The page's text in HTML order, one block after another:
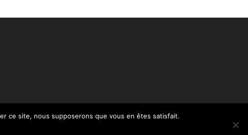
Politique de confidentialité – RGPD
ce site, nous supposerons que vous en êtes satisfait.